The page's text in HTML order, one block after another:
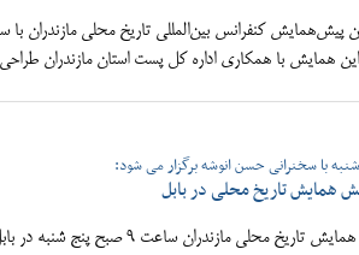
پیش‌همایش کنفرانس بین‌المللی تاریخ محلی مازندران
این همایش با همکاری اداره کل پست استان مازندران
با سخنرانی حسن انوشه برگزار می شود:
همایش تاریخ محلی در بابل
پیش همایش تاریخ محلی